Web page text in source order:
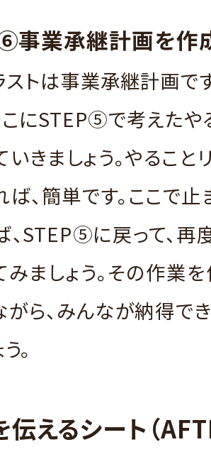
業承継計画を作
ストは事業承継計画で
こにSTEP⑤で考えたや
きましょう。やること
、簡単です。ここで止
、STEP⑤に戻って、再
みましょう。その作業
がら、みんなが納得で
。
えるシート（